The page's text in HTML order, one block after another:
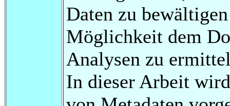
Daten zu
Möglichkeit dem
Analysen zu
In dieser Arbeit